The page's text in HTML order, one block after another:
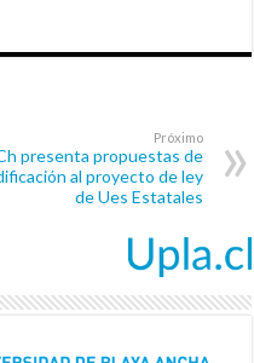
Próximo
presenta propuestas de
al proyecto de ley
de Ues Estatales